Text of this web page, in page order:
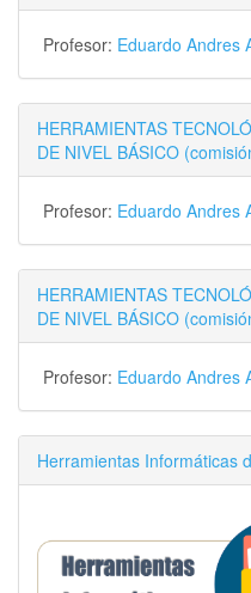
Profesor: Eduardo Andres
HERRAMIENTAS
DE NIVEL BÁSICO
Profesor: Eduardo Andres
HERRAMIENTAS
DE NIVEL BÁSICO
Profesor: Eduardo Andres
Herramientas Informáticas